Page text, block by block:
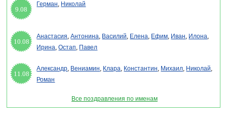
9.08
Герман, Николай
10.08
Анастасия,Антонина, Василий, Елена, Ефим, Иван, Илона,
Ирина,Остап, Павел
11.08
Александр, Вениамин, Клара, Константин, Михаил, Николай,
Роман
Все поздравления по именам